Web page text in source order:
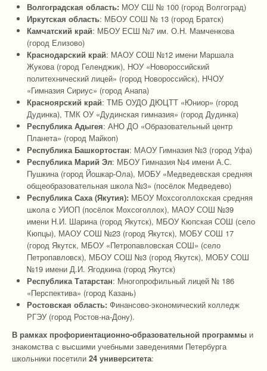
Волгоградская область: МОУ СШ № 100 (город Волгоград)
Иркутская область: МБОУ СОШ № 13 (город Братск)
Камчатский край: МБОУ ЕСШ №7 им. О.Н. Мамченкова
(город Елизово)
Краснодарский край: МАОУ СОШ №12 имени Маршала
Жукова (город Геленджик), НОУ «Новороссийский
политехнический лицей» (город Новороссийск), НЧОУ
«Гимназия Сириус» (город Анапа)
Красноярский край: ТМБ ОУДО ДЮЦТТ «Юниор» (город
Дудинка), ТМК ОУ «Дудинская гимназия» (город Дудинка)
Республика Адыгея: АНО ДО «Образовательный центр
Планета» (город Майкоп)
Республика Башкортостан: МАОУ Гимназия №3 (город Уфа)
Республика Марий Эл: МБОУ Гимназия №4 имени А.С.
Пушкина (город Йошкар-Ола), МОБУ «Медведевская средняя
общеобразовательная школа №3» (посёлок Медведево)
Республика Саха (Якутия): МБОУ Мохсоголлохская средняя
школа c УИОП (посёлок Мохсоголлох), МАОУ СОШ №39
имени Н.И. Шарина (город Якутск), МБОУ Кюпская СОШ (село
Кюпцы), МАОУ СОШ №23 (город Якутск), МОБУ СОШ 17
(город Якутск, МБОУ «Петропавловская СОШ» (село
Петропавловск), МБОУ СОШ №3 (город Якутск), МОБУ СОШ
№19 имени Д.И. Ягодкина (город Якутск)
Республика Татарстан: Многопрофильный лицей № 186
«Перспектива» (город Казань)
Ростовская область: Финансово-экономический колледж
РГЭУ (город Ростов-на-Дону).
В рамках профориентационно-образовательной программы и
знакомства с высшими учебными заведениями Петербурга
школьники посетили 24 университета: